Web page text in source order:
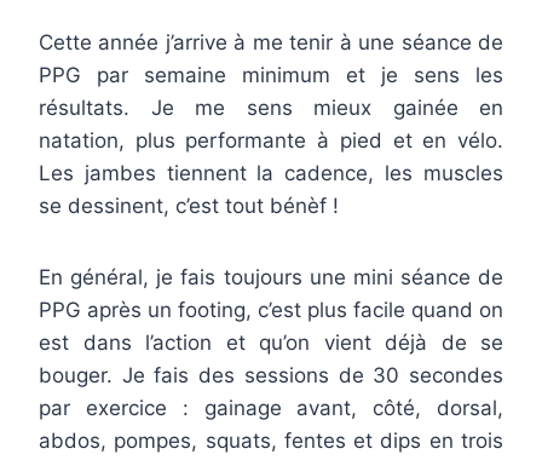
Cette année j’arrive à me tenir à une séance de
PPG par semaine minimum et je sens les
résultats. Je me sens mieux gainée en
natation, plus performante à pied et en vélo.
Les jambes tiennent la cadence, les muscles
se dessinent, c’est tout bénèf !
En général, je fais toujours une mini séance de
PPG après un footing, c’est plus facile quand on
est dans l’action et qu’on vient déjà de se
bouger. Je fais des sessions de 30 secondes
par exercice : gainage avant, côté, dorsal,
abdos, pompes, squats, fentes et dips en trois